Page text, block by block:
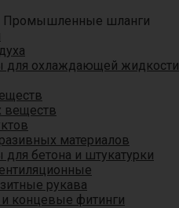
Промышленные шланги
для охлаждающей жидкости
веществ
материалов
бетона и штукатурки
рукава
концевые фитинги